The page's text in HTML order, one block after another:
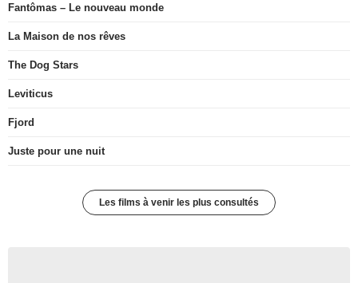
Fantômas – Le nouveau monde
La Maison de nos rêves
The Dog Stars
Leviticus
Fjord
Juste pour une nuit
Les films à venir les plus consultés